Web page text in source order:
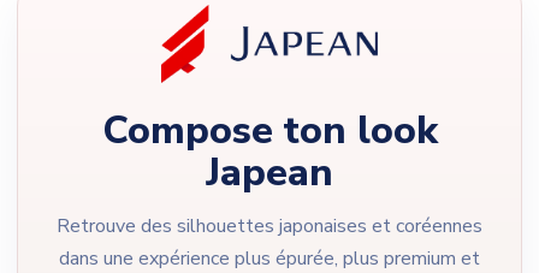
Compose ton look
Japean
Retrouve des silhouettes japonaises et coréennes
dans une expérience plus épurée, plus premium et